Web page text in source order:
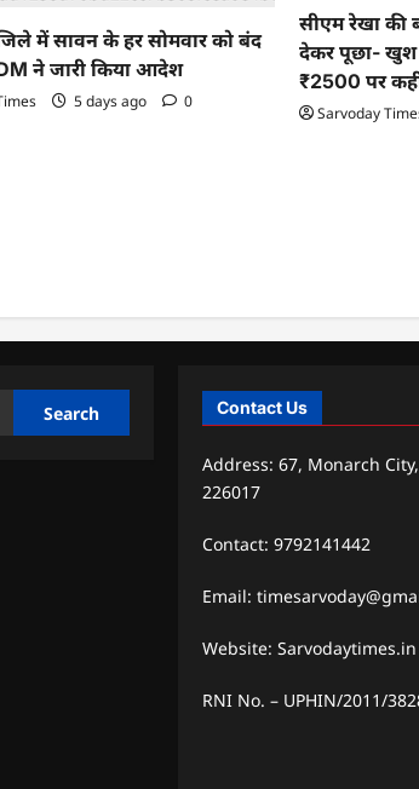
में सावन के हर सोमवार को बंद
ने जारी किया आदेश
5 days ago 0
सीएम रेखा की
देकर पूछा- खुश
₹2500 पर
Sarvoday
Contact Us
Address: 67, Monarch
226017
Contact: 9792141442
Email:
Website: Sarvodaytimes.in
RNI No. – UPHIN/2011/